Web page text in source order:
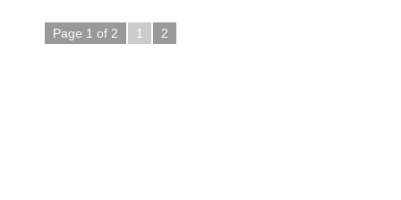
Page 1 of 2 1 2